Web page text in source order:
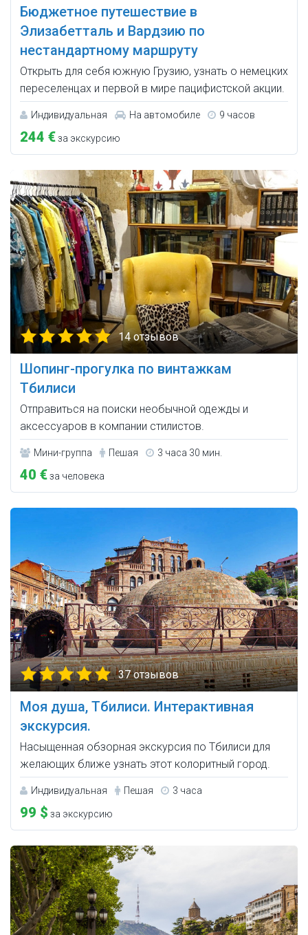
Бюджетное путешествие в
Элизабетталь и Вардзию по
нестандартному маршруту
Открыть для себя южную Грузию, узнать о немецких
переселенцах и первой в мире пацифистской акции.
Индивидуальная На автомобиле 9 часов
244 €за экскурсию
14 отзывов
Шопинг-прогулка по винтажкам
Тбилиси
Отправиться на поиски необычной одежды и
аксессуаров в компании стилистов.
Мини-группа Пешая 3 часа 30 мин.
40 €за человека
37 отзывов
Моя душа, Тбилиси. Интерактивная
экскурсия.
Насыщенная обзорная экскурсия по Тбилиси для
желающих ближе узнать этот колоритный город.
Индивидуальная Пешая 3 часа
99 $ за экскурсию